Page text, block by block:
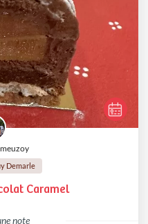
Demarle
Caramel
note